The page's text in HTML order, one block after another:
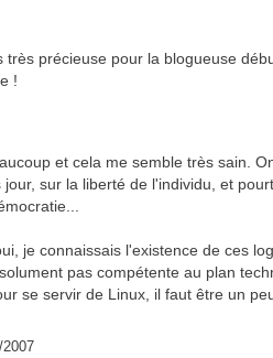
très précieuse pour la blogueuse
!
et cela me semble très sain.
sur la liberté de l'individu, et
je connaissais l'existence de ces
pas compétente au plan
se servir de Linux, il faut être un
2007